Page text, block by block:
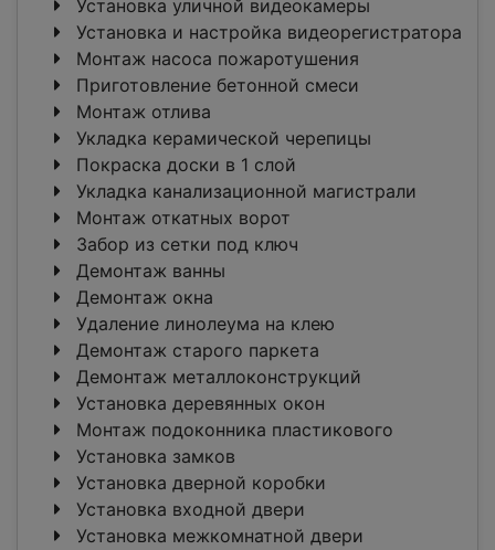
Установка уличной видеокамеры
Установка и настройка видеорегистратора
Монтаж насоса пожаротушения
Приготовление бетонной смеси
Монтаж отлива
Укладка керамической черепицы
Покраска доски в 1 слой
Укладка канализационной магистрали
Монтаж откатных ворот
Забор из сетки под ключ
Демонтаж ванны
Демонтаж окна
Удаление линолеума на клею
Демонтаж старого паркета
Демонтаж металлоконструкций
Установка деревянных окон
Монтаж подоконника пластикового
Установка замков
Установка дверной коробки
Установка входной двери
Установка межкомнатной двери